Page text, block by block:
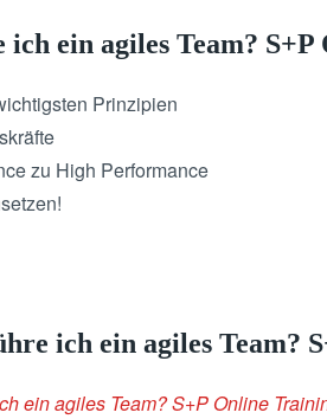
ein agiles Team?
Prinzipien
zu High Performance
ich ein agiles Team?
ein agiles Team? S+P Online